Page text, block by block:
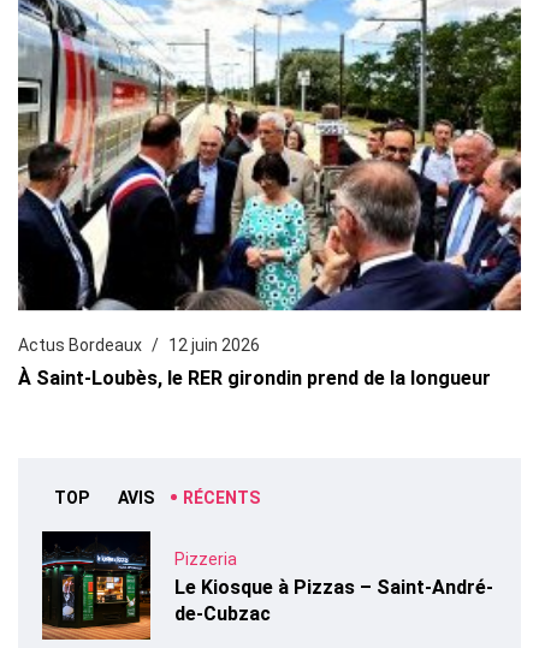
Actus Bordeaux 12 juin 2026
À Saint-Loubès, le RER girondin prend de la longueur
TOP AVIS RÉCENTS
Pizzeria
Le Kiosque à Pizzas – Saint-André-
de-Cubzac